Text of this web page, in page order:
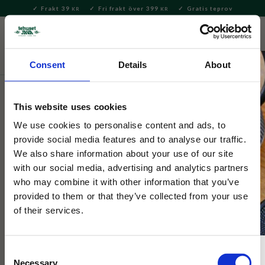
Consent Details About
This website uses cookies
We use cookies to personalise content and ads, to
provide social media features and to analyse our traffic.
We also share information about your use of our site
with our social media, advertising and analytics partners
who may combine it with other information that you’ve
provided to them or that they’ve collected from your use
of their services.
Necessary
Meny
Frakt 39 KR Fri frakt över 399 KR Gratis teprov
Servering & Dukning
Dunoon
Benmore Sunflower
En kvalitetsmugg från brittiska Dunoon i modellen Benmore,